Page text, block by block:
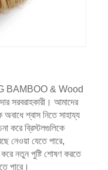
BAMBOO & Wood
সরবরাহকারী। আমাদের
অবাধে শ্বাস নিতে সাহায্য
করে ব্রিস্টলগুলিকে
নেওয়া যেতে পারে,
করে নতুন পুষ্টি শোষণ করতে
পারে।